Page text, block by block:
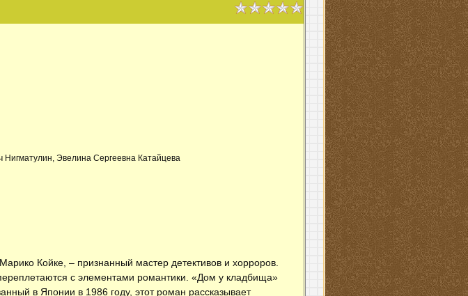
Нигматулин, Эвелина Сергеевна Катайцева
Койке, – признанный мастер детективов и хорроров.
с элементами романтики. «Дом у кладбища»
в Японии в 1986 году, этот роман рассказывает